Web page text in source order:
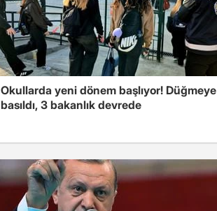
Okullarda yeni dönem başlıyor! Düğmeye
basıldı, 3 bakanlık devrede